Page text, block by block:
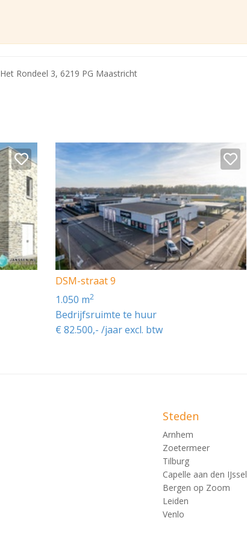
Het Rondeel 3, 6219 PG Maastricht
DSM-straat 9
1.050 m2
Bedrijfsruimte te huur
€ 82.500,- /jaar excl. btw
Steden
Arnhem
Zoetermeer
Tilburg
Capelle aan den IJssel
Bergen op Zoom
Leiden
Venlo